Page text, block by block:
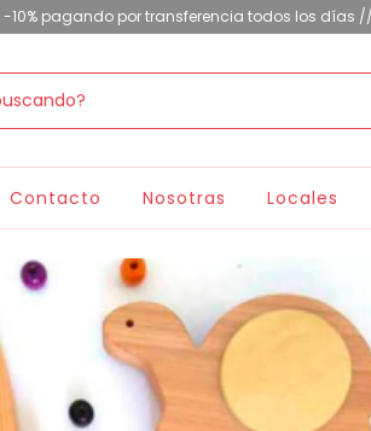
-10% pagando por transferencia todos los días
Contacto Nosotras Locales